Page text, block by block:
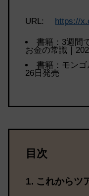
URL: https://
書籍：3週間
お金の常識｜
書籍：モンゴ
26日発売
目次
これからツ